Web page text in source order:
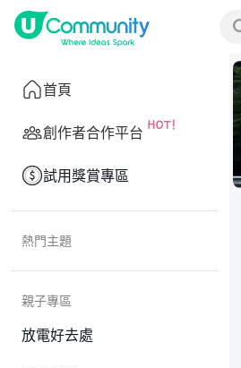
首頁
創作者合作平台
試用獎賞專區
熱門主題
親子專區
放電好去處